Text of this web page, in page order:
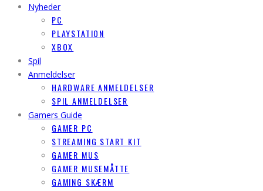
Nyheder
PC
PLAYSTATION
XBOX
Spil
Anmeldelser
HARDWARE ANMELDELSER
SPIL ANMELDELSER
Gamers Guide
GAMER PC
STREAMING START KIT
GAMER MUS
GAMER MUSEMÅTTE
GAMING SKÆRM